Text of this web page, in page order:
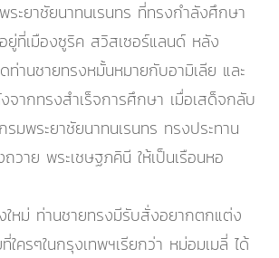
ะยาชัยนาทนเรนทร ที่ทรงกำลังศึกษา
ยู่ที่เมืองซูริค สวิสเซอร์แลนด์ หลัง
ท่านชายทรงหมั้นหมายกับอามิเลีย และ
จากทรงสำเร็จการศึกษา เมื่อเสด็จกลับ
รมพระยาชัยนาทนเรนทร ทรงประทาน
วาย พระเชษฐภคินี ให้เป็นเรือนหอ
งใหม่ ท่านชายทรงมีรับสั่งอยากตกแต่ง
ใครๆในกรุงเทพฯเรียกว่า หม่อมเมลี่ ได้